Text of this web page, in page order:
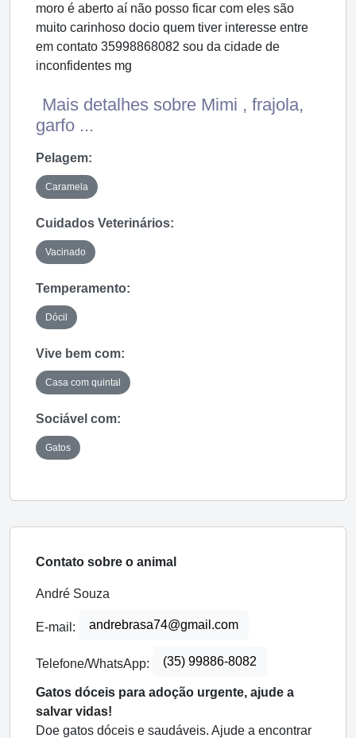
moro é aberto aí não posso ficar com eles são
muito carinhoso docio quem tiver interesse entre
em contato 35998868082 sou da cidade de
inconfidentes mg
Mais detalhes sobre Mimi , frajola,
garfo ...
Pelagem:
Caramela
Cuidados Veterinários:
Vacinado
Temperamento:
Dócil
Vive bem com:
Casa com quintal
Sociável com:
Gatos
Contato sobre o animal
André Souza
E-mail: andrebrasa74@gmail.com
Telefone/WhatsApp: (35) 99886-8082
Gatos dóceis para adoção urgente, ajude a
salvar vidas!
Doe gatos dóceis e saudáveis. Ajude a encontrar